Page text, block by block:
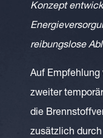
Konzept
reibungslose
Auf Empfehlung
zweiter
die
zusätzlich